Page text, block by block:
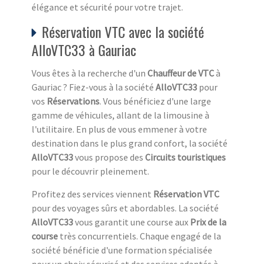
élégance et sécurité pour votre trajet.
Réservation VTC avec la société
AlloVTC33 à Gauriac
Vous êtes à la recherche d'un Chauffeur de VTCà
Gauriac ? Fiez-vous à la société AlloVTC33 pour
vos Réservations. Vous bénéficiez d'une large
gamme de véhicules, allant de la limousine à
l'utilitaire. En plus de vous emmener à votre
destination dans le plus grand confort, la société
AlloVTC33vous propose des Circuits touristiques
pour le découvrir pleinement.
Profitez des services viennent Réservation VTC
pour des voyages sûrs et abordables. La société
AlloVTC33vous garantit une course aux Prix de la
course très concurrentiels. Chaque engagé de la
société bénéficie d'une formation spécialisée